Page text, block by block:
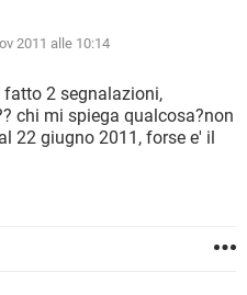
WINDOWS 10
WHATSAPP
FACEBOOK
WINDOWS 10
WHATSAPP
GAMING
ANDROID
2011 alle 10:14
2 segnalazioni,
chi mi spiega qualcosa?non
22 giugno 2011, forse e' il